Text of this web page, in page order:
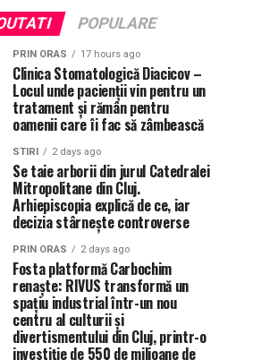
POPULARE
PRIN ORAS 17 hours ago
Clinica Stomatologică Diacicov –
Locul unde pacienții vin pentru un
tratament și rămân pentru
oamenii care îi fac să zâmbească
STIRI 2 days ago
Se taie arborii din jurul Catedralei
Mitropolitane din Cluj.
Arhiepiscopia explică de ce, iar
decizia stârnește controverse
PRIN ORAS 2 days ago
Fosta platformă Carbochim
renaște: RIVUS transformă un
spațiu industrial într-un nou
centru al culturii și
divertismentului din Cluj, printr-o
investiție de 550 de milioane de